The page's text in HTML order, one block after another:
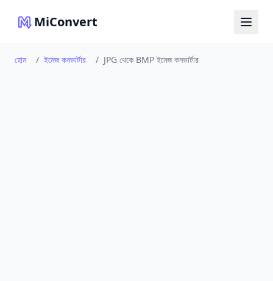
MiConvert
হোম / ইমেজ কনভার্টার / JPG থেকে BMP ইমেজ কনভার্টার